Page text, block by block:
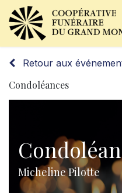
Retour aux
Condoléances
Micheline Pilotte